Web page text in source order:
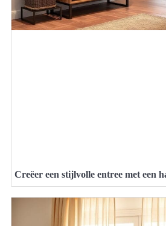
Creëer een stijlvolle entree met een